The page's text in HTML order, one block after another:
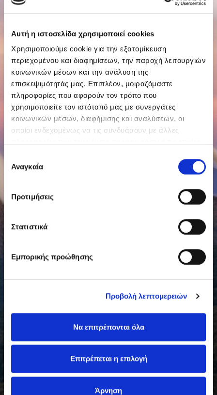
Αυτή η ιστοσελίδα χρησιμοποιεί cookies
Χρησιμοποιούμε cookie για την εξατομίκευση
περιεχομένου και διαφημίσεων, την παροχή λειτουργιών
κοινωνικών μέσων και την ανάλυση της
επισκεψιμότητάς μας. Επιπλέον, μοιραζόμαστε
πληροφορίες που αφορούν τον τρόπο που
χρησιμοποιείτε τον ιστότοπό μας με συνεργάτες
κοινωνικών μέσων, διαφήμισης και αναλύσεων, οι
οποίοι ενδεχομένως να τις συνδυάσουν με άλλες
των υπηρεσιών τους.
συγκατάθεσης
Αναγκαία
Προτιμήσεις
Στατιστικά
Εμπορικής προώθησης
Προβολή λεπτομερειών
Να επιτρέπονται όλα
Επιτρέπεται η επιλογή
Άρνηση